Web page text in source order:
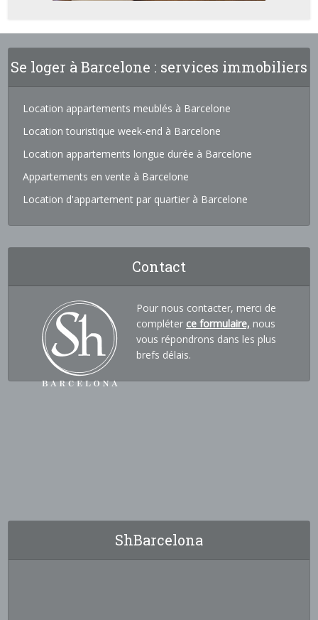
Se loger à Barcelone : services immobiliers
Location appartements meublés à Barcelone
Location touristique week-end à Barcelone
Location appartements longue durée à Barcelone
Appartements en vente à Barcelone
Location d'appartement par quartier à Barcelone
Contact
Pour nous contacter, merci de
compléter ce formulaire, nous
vous répondrons dans les plus
brefs délais.
ShBarcelona